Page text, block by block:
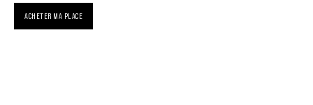
ACHETER MA PLACE